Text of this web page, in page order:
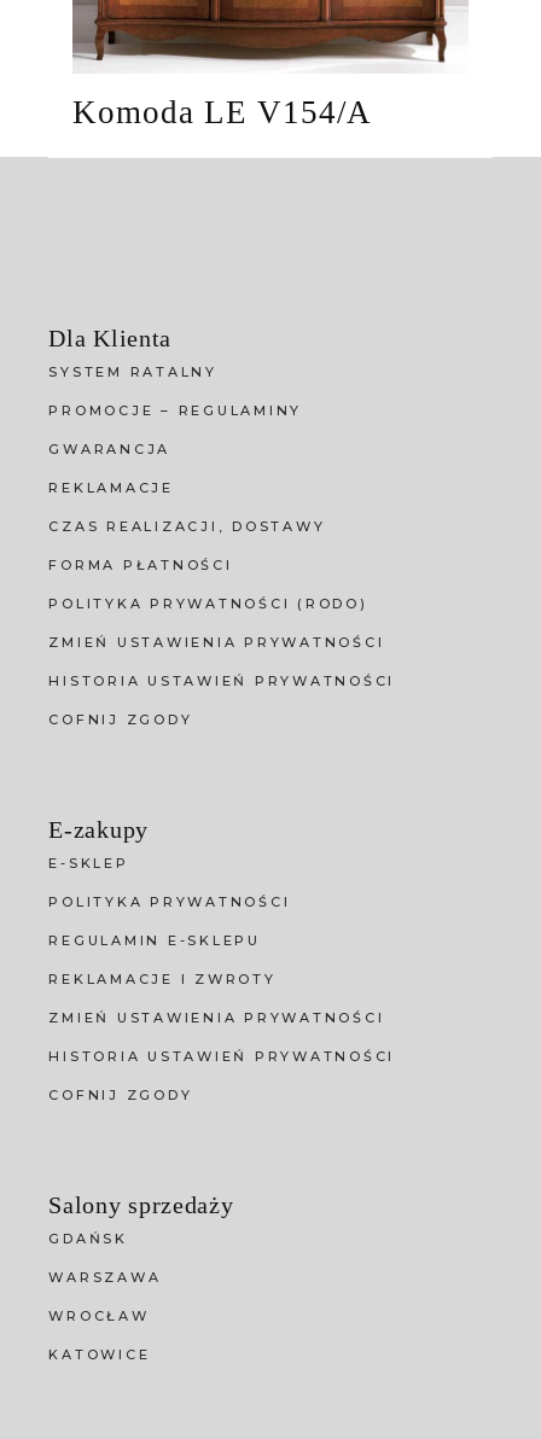
Komoda LE V154/A
Dla Klienta
SYSTEM RATALNY
PROMOCJE – REGULAMINY
GWARANCJA
REKLAMACJE
CZAS REALIZACJI, DOSTAWY
FORMA PŁATNOŚCI
POLITYKA PRYWATNOŚCI (RODO)
ZMIEŃ USTAWIENIA PRYWATNOŚCI
HISTORIA USTAWIEŃ PRYWATNOŚCI
COFNIJ ZGODY
E-zakupy
E-SKLEP
POLITYKA PRYWATNOŚCI
REGULAMIN E-SKLEPU
REKLAMACJE I ZWROTY
ZMIEŃ USTAWIENIA PRYWATNOŚCI
HISTORIA USTAWIEŃ PRYWATNOŚCI
COFNIJ ZGODY
Salony sprzedaży
GDAŃSK
WARSZAWA
WROCŁAW
KATOWICE